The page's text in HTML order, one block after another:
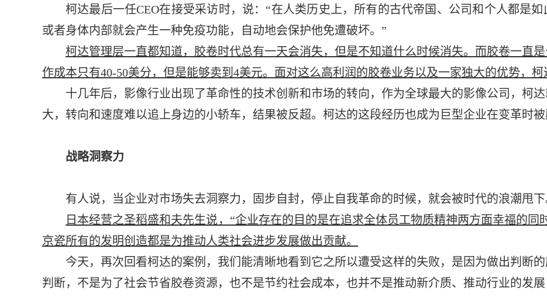
柯达最后一任CEO在接受采访时，说：“在人类历史上，所有的古代帝国、公司和个人都是
或者身体内部就会产生一种免疫功能，自动地会保护他免遭破坏。”
柯达管理层一直都知道，胶卷时代总有一天会消失，但是不知道什么时候消失。而胶卷一直
作成本只有40-50美分，但是能够卖到4美元。面对这么高利润的胶卷业务以及一家独大的优势，柯
十几年后，影像行业出现了革命性的技术创新和市场的转向，作为全球最大的影像公司，柯达
大，转向和速度难以追上身边的小轿车，结果被反超。柯达的这段经历也成为巨型企业在变革时被
战略洞察力
有人说，当企业对市场失去洞察力，固步自封，停止自我革命的时候，就会被时代的浪潮甩下
日本经营之圣稻盛和夫先生说，“企业存在的目的是在追求全体员工物质精神两方面幸福的同
京瓷所有的发明创造都是为推动人类社会进步发展做出贡献。
今天，再次回看柯达的案例，我们能清晰地看到它之所以遭受这样的失败，是因为做出判断
判断，不是为了社会节省胶卷资源，也不是节约社会成本，也并不是推动新介质、推动行业的发